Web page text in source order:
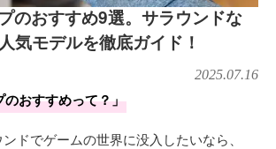
のおすすめ9選。サラウンドな
気モデルを徹底ガイド！
2025.07.16
おすすめって？」
ドでゲームの世界に没入したいなら、